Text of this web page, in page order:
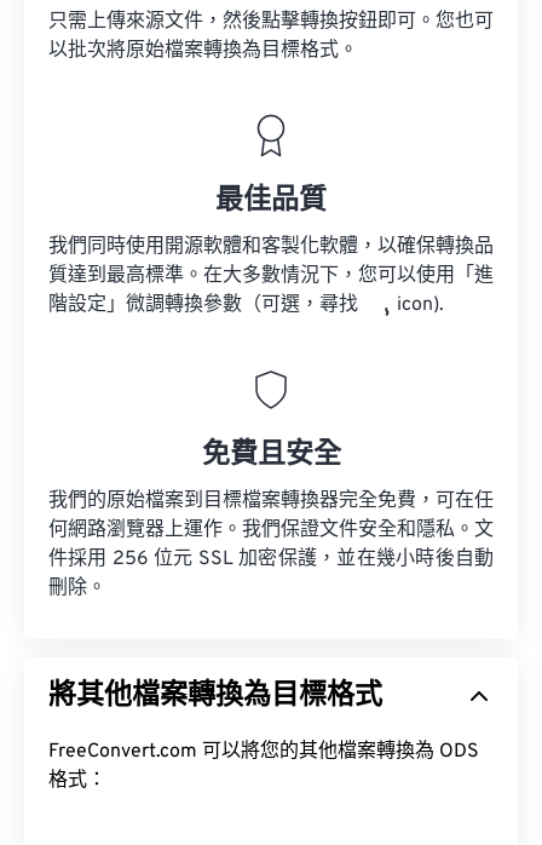
只需上傳來源文件，然後點擊轉換按鈕即可。您也可
以批次將原始檔案轉換為目標格式。
最佳品質
我們同時使用開源軟體和客製化軟體，以確保轉換品
質達到最高標準。在大多數情況下，您可以使用「進
階設定」微調轉換參數（可選，尋找
icon).
免費且安全
我們的原始檔案到目標檔案轉換器完全免費，可在任
何網路瀏覽器上運作。我們保證文件安全和隱私。文
件採用 256 位元 SSL 加密保護，並在幾小時後自動
刪除。
將其他檔案轉換為目標格式
FreeConvert.com 可以將您的其他檔案轉換為 ODS
格式：